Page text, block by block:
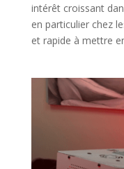
intérêt croissant
en particulier chez
et rapide à mettre